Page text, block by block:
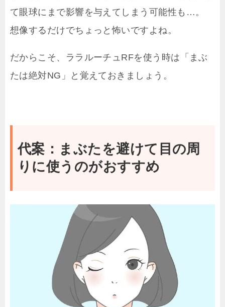
て眼球にまで影響を与えてしまう可能性も…。
想像するだけでちょっと怖いですよね。
だからこそ、ララルーチュRFを使う時は「まぶ
たは絶対NG」と覚えておきましょう。
代案：まぶたを避けて目の周
りに使うのがおすすめ